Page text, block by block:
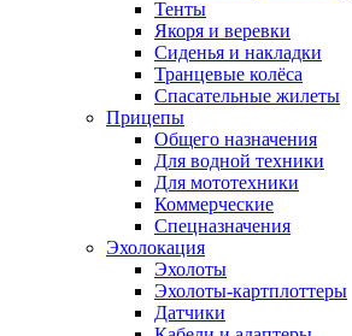
Тенты
Якоря и веревки
Сиденья и накладки
Транцевые колёса
Спасательные жилеты
Прицепы
Общего назначения
Для водной техники
Для мототехники
Коммерческие
Спецназначения
Эхолокация
Эхолоты
Эхолоты-картплоттеры
Датчики